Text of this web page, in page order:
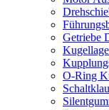
Getriebe
O-Ring